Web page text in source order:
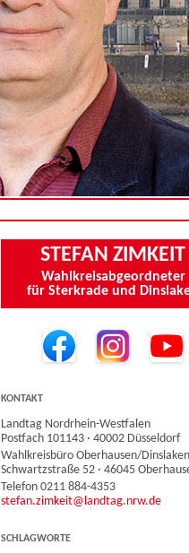
STEFAN ZIMKEIT
Wahlkreisabgeordneter
für Sterkrade und
KONTAKT
Landtag Nordrhein-Westfalen
Postfach 101143 · 40002 Düsseldorf
Wahlkreisbüro Oberhausen/Dinslaken
Schwartzstraße 52 · 46045
Telefon 0211 884-4353
stefan.zimkeit@landtag.nrw.de
SCHLAGWORTE